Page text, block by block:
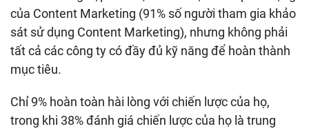
của Content Marketing (91% số người tham gia khảo
sát sử dụng Content Marketing), nhưng không phải
tất cả các công ty có đầy đủ kỹ năng để hoàn thành
mục tiêu.
Chỉ 9% hoàn toàn hài lòng với chiến lược của họ,
trong khi 38% đánh giá chiến lược của họ là trung